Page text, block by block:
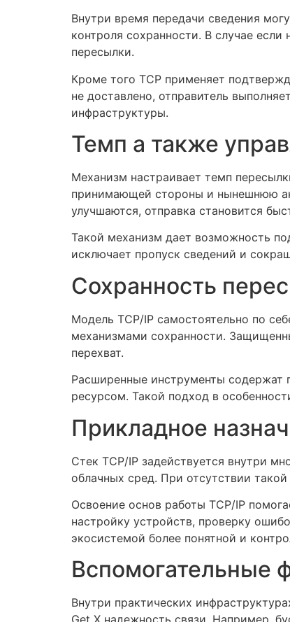
Внутри время передачи сведения
контроля сохранности. В случае
пересылки.
Кроме того TCP применяет
не доставлено, отправитель
инфраструктуры.
Темп а также
Механизм настраивает темп
принимающей стороны и нынешнюю
улучшаются, отправка становится
Такой механизм дает возможность
исключает пропуск сведений и
Сохранность
Модель TCP/IP самостоятельно по
механизмами сохранности.
перехват.
Расширенные инструменты содержат
ресурсом. Такой подход в
Прикладное
Стек TCP/IP задействуется внутри
облачных сред. При отсутствии
Освоение основ работы TCP/IP
настройку устройств, проверку
экосистемой более понятной и
Вспомогательные
Внутри практических